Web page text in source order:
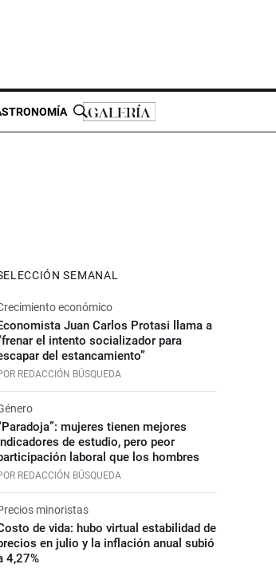
SEMANAL
económico
Juan Carlos Protasi llama a
el intento socializador para
del estancamiento”
REDACCIÓN BÚSQUEDA
mujeres tienen mejores
de estudio, pero peor
laboral que los hombres
REDACCIÓN BÚSQUEDA
minoristas
de vida: hubo virtual estabilidad de
en julio y la inflación anual subió
4,27%